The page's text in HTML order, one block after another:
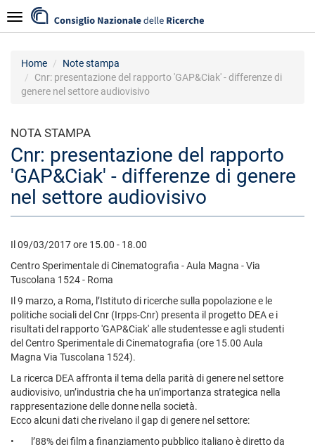
al
contenuto
Navigazione
Home
Note stampa
Cnr: presentazione del rapporto 'GAP&Ciak' - differenze di
genere nel settore audiovisivo
NOTA STAMPA
Cnr: presentazione del rapporto
'GAP&Ciak' - differenze di genere
nel settore audiovisivo
Il 09/03/2017 ore 15.00 - 18.00
Centro Sperimentale di Cinematografia - Aula Magna - Via
Tuscolana 1524 - Roma
Il 9 marzo, a Roma, l’Istituto di ricerche sulla popolazione e le
politiche sociali del Cnr (Irpps-Cnr) presenta il progetto DEA e i
risultati del rapporto 'GAP&Ciak' alle studentesse e agli studenti
del Centro Sperimentale di Cinematografia (ore 15.00 Aula
Magna Via Tuscolana 1524).
La ricerca DEA affronta il tema della parità di genere nel settore
audiovisivo, un’industria che ha un’importanza strategica nella
rappresentazione delle donne nella società.
Ecco alcuni dati che rivelano il gap di genere nel settore:
• l’88% dei film a finanziamento pubblico italiano è diretto da